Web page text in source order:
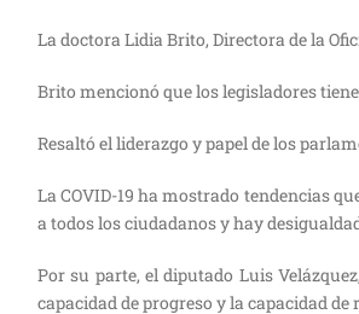
La doctora Lidia Brito, Directora de la
Brito mencionó que los legisladores
Resaltó el liderazgo y papel de los
La COVID-19 ha mostrado tendencias
a todos los ciudadanos y hay
Por su parte, el diputado Luis
capacidad de progreso y la capacidad